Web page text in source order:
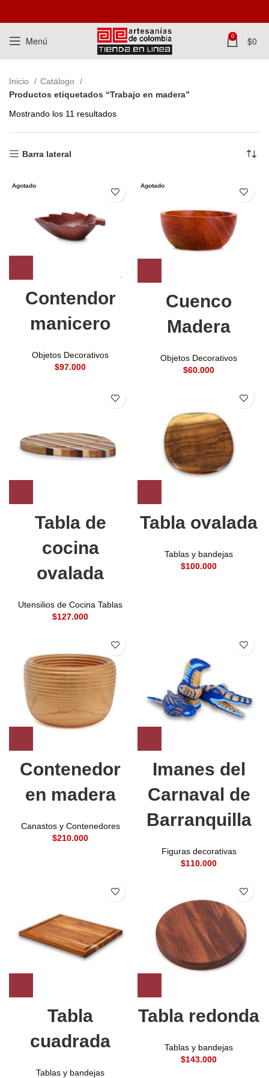
Menú 0 $0
Inicio
Catálogo
Productos etiquetados “Trabajo en madera”
Mostrando los 11 resultados
Barra lateral
Agotado
Contendor
manicero
Objetos Decorativos
$
Agotado
Cuenco
Madera
Objetos Decorativos
$
Tabla de
cocina
ovalada
Utensilios de Cocina Tablas
$
Tabla ovalada
Tablas y bandejas
$
Contenedor
en madera
Canastos y Contenedores
$
Imanes del
Carnaval de
Barranquilla
Figuras decorativas
$
Tabla
cuadrada
Tablas y bandejas
Tabla redonda
Tablas y bandejas
$